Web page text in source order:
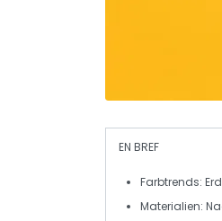
EN BREF
Farbtrends:
Materialien: